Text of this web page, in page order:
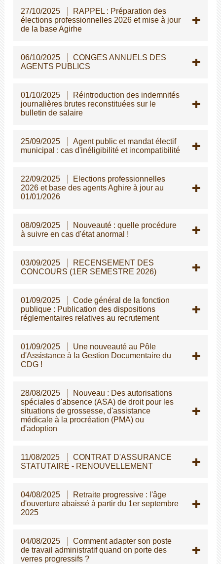
27/10/2025
RAPPEL : Préparation des
élections professionnelles 2026 et mise à jour
de la base Agirhe
06/10/2025
CONGES ANNUELS DES
AGENTS PUBLICS
01/10/2025
Réintroduction des indemnités
journalières brutes reconstituées sur le
bulletin de salaire
25/09/2025
Agent public et mandat électif
municipal : cas d'inéligibilité et incompatibilité
22/09/2025
Elections professionnelles
2026 et base des agents Aghire à jour au
01/01/2026
08/09/2025
Nouveauté : quelle procédure
à suivre en cas d'état anormal !
03/09/2025
RECENSEMENT DES
CONCOURS (1ER SEMESTRE 2026)
01/09/2025
Code général de la fonction
publique : Publication des dispositions
réglementaires relatives au recrutement
01/09/2025
Une nouveauté au Pôle
d'Assistance à la Gestion Documentaire du
CDG !
28/08/2025
Nouveau : Des autorisations
spéciales d'absence (ASA) de droit pour les
situations de grossesse, d'assistance
médicale à la procréation (PMA) ou
d'adoption
11/08/2025
CONTRAT D'ASSURANCE
STATUTAIRE - RENOUVELLEMENT
04/08/2025
Retraite progressive : l'âge
d'ouverture abaissé à partir du 1er septembre
2025
04/08/2025
Comment adapter son poste
de travail administratif quand on porte des
verres progressifs ?